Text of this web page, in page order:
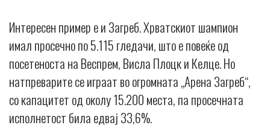
Интересен пример е и Загреб. Хрватскиот шампион
имал просечно по 5.115 гледачи, што е повеќе од
посетеноста на Веспрем, Висла Плоцк и Келце. Но
натпреварите се играат во огромната „Арена Загреб“,
со капацитет од околу 15.200 места, па просечната
исполнетост била едвај 33,6%.